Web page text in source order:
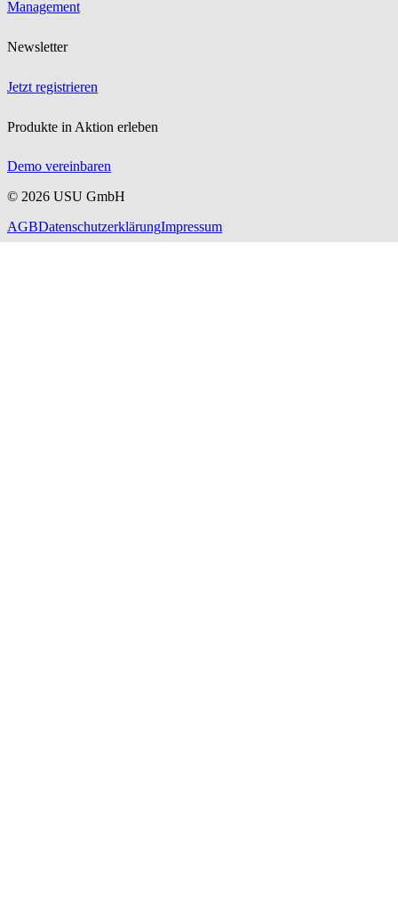
Management
Newsletter
Jetzt registrieren
Produkte in Aktion erleben
Demo vereinbaren
© 2026 USU GmbH
AGBDatenschutzerklärungImpressum